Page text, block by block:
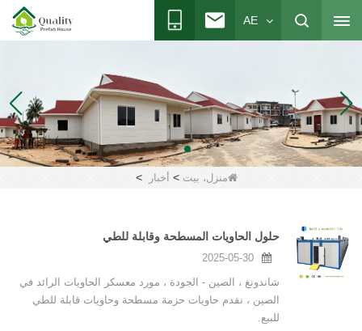
AE
منزل، بيت > أخبار >
حلول الحاويات المسطحة وقابلة للطي
2025-05-30
شاندونغ ، الصين - الجودة ، مورد معسكر الحاويات الرائد في
الصين ، نقدم حاويات حزمة مسطحة وحاويات قابلة للطي
للبيع.